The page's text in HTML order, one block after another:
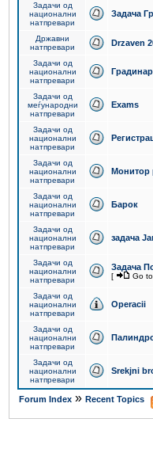
Задачи од
национални
натпревари
Задача
Државни
натпревари
Drzaven
Задачи од
национални
натпревари
Градинар
Задачи од
меѓународни
натпревари
Exams
Задачи од
национални
натпревари
Задачи од
национални
натпревари
Монитор
Задачи од
национални
натпревари
Барок
Задачи од
национални
натпревари
задача
Задачи од
национални
натпревари
Задача
[ Go
Задачи од
национални
натпревари
Operacii
Задачи од
национални
натпревари
Задачи од
национални
натпревари
Srekjni
Forum Index » Recent Topics